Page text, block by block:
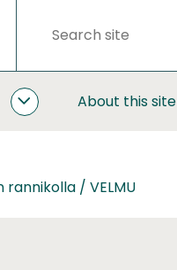
Search
COOPERATION
About this site
/ VELMU